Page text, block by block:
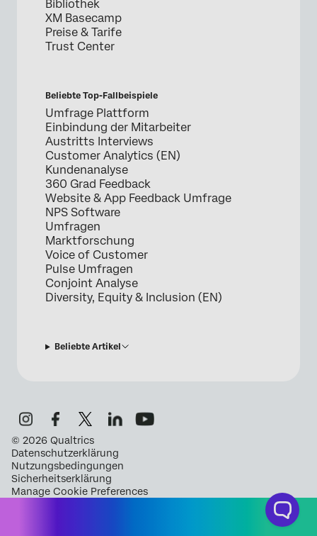
Bibliothek
XM Basecamp
Preise & Tarife
Trust Center
Beliebte Top-Fallbeispiele
Umfrage Plattform
Einbindung der Mitarbeiter
Austritts Interviews
Customer Analytics (EN)
Kundenanalyse
360 Grad Feedback
Website & App Feedback Umfrage
NPS Software
Umfragen
Marktforschung
Voice of Customer
Pulse Umfragen
Conjoint Analyse
Diversity, Equity & Inclusion (EN)
Beliebte Artikel
© 2026 Qualtrics
Datenschutzerklärung
Nutzungsbedingungen
Sicherheitserklärung
Manage Cookie Preferences